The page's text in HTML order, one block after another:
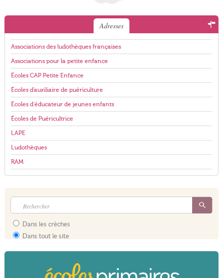
Adresses
Associations des ludothèques françaises
Associations pour la petite enfance
Écoles CAP Petite Enfance
Écoles d'auxiliaire de puériculture
Écoles d'éducateur de jeunes enfants
Écoles de Puéricultrice
LAPE
Ludothèques
RAM
Dans les crèches
Dans tout le site